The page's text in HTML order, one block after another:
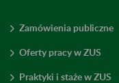
Zamówienia publiczne
Oferty pracy w ZUS
Praktyki i staże w ZUS